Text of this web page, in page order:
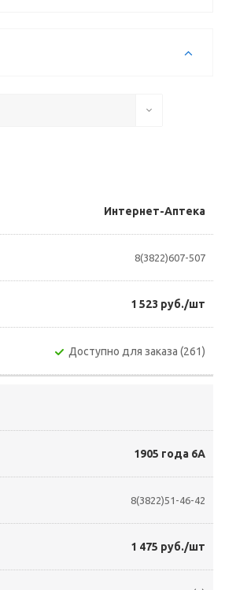
Интернет-Аптека
8(3822)607-507
1 523 руб./шт
Доступно для заказа (261)
1905 года 6А
8(3822)51-46-42
1 475 руб./шт